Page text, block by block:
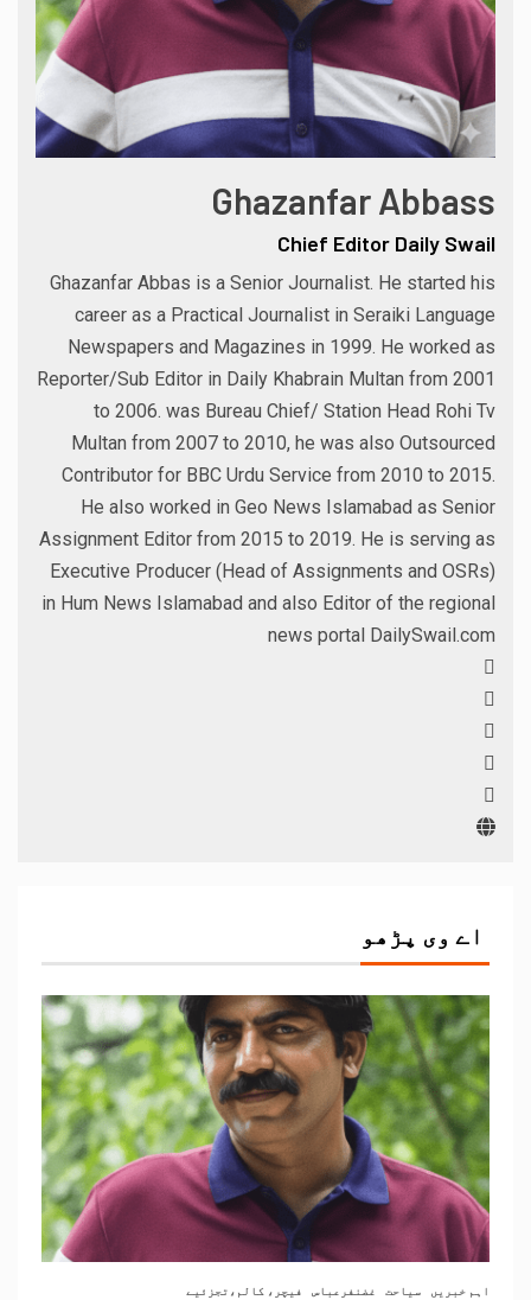
Ghazanfar Abbass
Chief Editor Daily Swail
Ghazanfar Abbas is a Senior Journalist. He started his
career as a Practical Journalist in Seraiki Language
Newspapers and Magazines in 1999. He worked as
Reporter/Sub Editor in Daily Khabrain Multan from 2001
to 2006. was Bureau Chief/ Station Head Rohi Tv
Multan from 2007 to 2010, he was also Outsourced
Contributor for BBC Urdu Service from 2010 to 2015.
He also worked in Geo News Islamabad as Senior
Assignment Editor from 2015 to 2019. He is serving as
Executive Producer (Head of Assignments and OSRs)
in Hum News Islamabad and also Editor of the regional
news portal DailySwail.com
اے وی پڑھو
اہم خبریں سیاحت غضنفرعباس فیچر، کالم،تجزئیے